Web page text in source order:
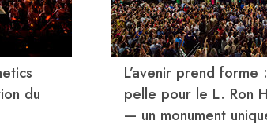
du
L’avenir prend
pelle pour le L. Ron
— un monument